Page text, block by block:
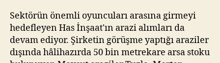
Sektörün önemli oyuncuları arasına girmeyi
hedefleyen Has İnşaat'ın arazi alımları da
devam ediyor. Şirketin görüşme yaptığı araziler
dışında hâlihazırda 50 bin metrekare arsa stoku